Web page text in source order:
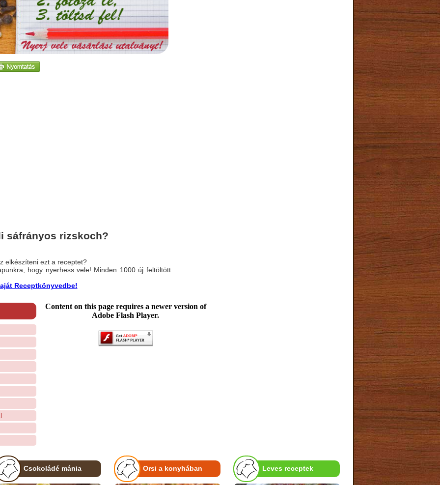
sáfrányos rizskoch?
elkészíteni ezt a receptet?
hogy nyerhess vele! Minden 1000 új feltöltött
Receptkönyvedbe!
Content on this page requires a newer version of
Adobe Flash Player.
Csokoládé mánia Orsi a konyhában Leves receptek